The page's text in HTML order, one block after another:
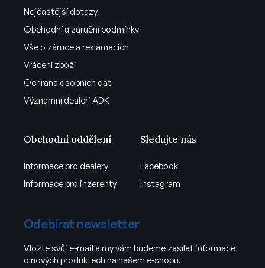
Nejčastější dotazy
Obchodní a záruční podmínky
Vše o záruce a reklamacích
Vrácení zboží
Ochrana osobních dat
Významní dealeři ADK
Obchodní oddělení
Informace pro dealery
Informace pro inzerenty
Sledujte nás
Facebook
Instagram
Odebírat newsletter
Vložte svůj e-mail a my vám budeme zasílat informace
o nových produktech na našem e-shopu.